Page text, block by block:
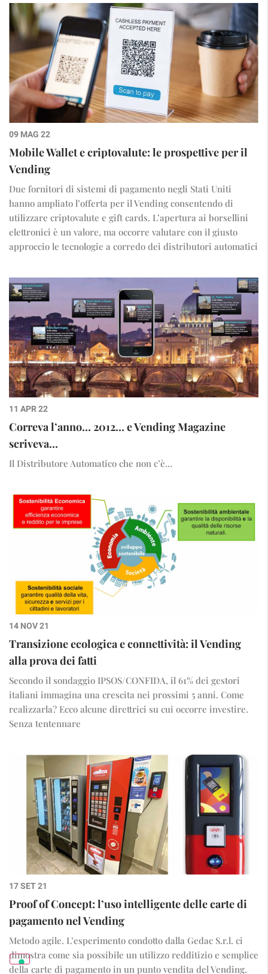
09 MAG 22
Mobile Wallet e criptovalute: le prospettive per il
Vending
Due fornitori di sistemi di pagamento negli Stati Uniti
hanno ampliato l’offerta per il Vending consentendo di
utilizzare criptovalute e gift cards. L’apertura ai borsellini
elettronici è un valore, ma occorre valutare con il giusto
approccio le tecnologie a corredo dei distributori automatici
11 APR 22
Correva l’anno… 2012… e Vending Magazine
scriveva…
Il Distributore Automatico che non c’è…
14 NOV 21
Transizione ecologica e connettività: il Vending
alla prova dei fatti
Secondo il sondaggio IPSOS/CONFIDA, il 61% dei gestori
italiani immagina una crescita nei prossimi 5 anni. Come
realizzarla? Ecco alcune direttrici su cui occorre investire.
Senza tentennare
17 SET 21
Proof of Concept: l’uso intelligente delle carte di
pagamento nel Vending
Metodo agile. L’esperimento condotto dalla Gedac S.r.l. ci
dimostra come sia possibile un utilizzo redditizio e semplice
della carte di pagamento in un punto vendita del Vending.